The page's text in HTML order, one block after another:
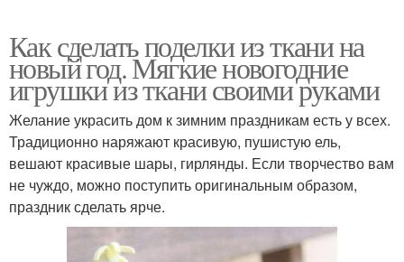
Как сделать поделки из ткани на
новый год. Мягкие новогодние
игрушки из ткани своими руками
Желание украсить дом к зимним праздникам есть у всех.
Традиционно наряжают красивую, пушистую ель,
вешают красивые шары, гирлянды. Если творчество вам
не чуждо, можно поступить оригинальным образом,
праздник сделать ярче.